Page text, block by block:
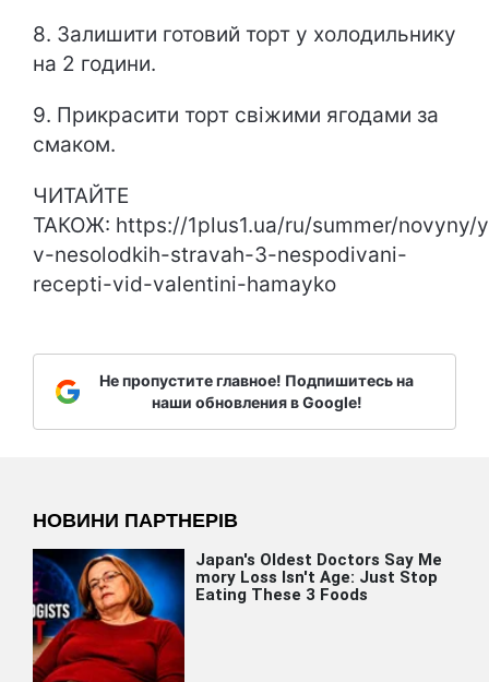
8. Залишити готовий торт у холодильнику
на 2 години.
9. Прикрасити торт свіжими ягодами за
смаком.
ЧИТАЙТЕ
ТАКОЖ: https://1plus1.ua/ru/summer/novyny/
v-nesolodkih-stravah-3-nespodivani-
recepti-vid-valentini-hamayko
Не пропустите главное! Подпишитесь на
наши обновления в Google!